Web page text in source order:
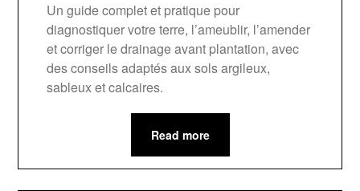
Un guide complet et pratique pour
diagnostiquer votre terre, l’ameublir, l’amender
et corriger le drainage avant plantation, avec
des conseils adaptés aux sols argileux,
sableux et calcaires.
Read more